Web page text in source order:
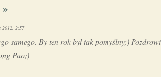
2012, 2:57
samego. By ten rok był tak pomyślny;)
Pao;)